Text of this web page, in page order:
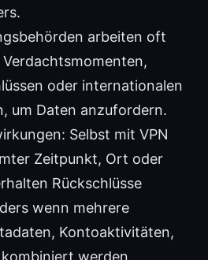
arbeiten oft
oder internationalen
um Daten anzufordern.
Selbst mit VPN
Zeitpunkt, Ort oder
Rückschlüsse
wenn mehrere
Kontoaktivitäten,
werden.